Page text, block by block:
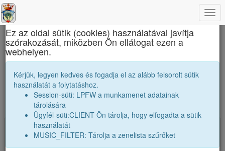
Református Kollégium
Zene toplista. Ezt hallgatják szívesen az
iskolánk véndiákjai.
Új zene, vagy kedvenceim kiválasztása
Kiválasztva: 25 Indítsd a lejátszót! (max 25)
Legjobb szám elsőnek Legjobb szám utoljára
×
Ez az oldal sütik (cookies) használatával javítja
szórakozását, miközben Ön ellátogat ezen a
webhelyen.
Kérjük, legyen kedves és fogadja el az alább felsorolt sütik
használatát a folytatáshoz.
Session-süti: LPFW a munkamenet adatainak
tárolására
Ügyfél-süti:CLIENT Ön tárolja, hogy elfogadta a sütik
használatát
MUSIC_FILTER: Tárolja a zenelista szűrőket